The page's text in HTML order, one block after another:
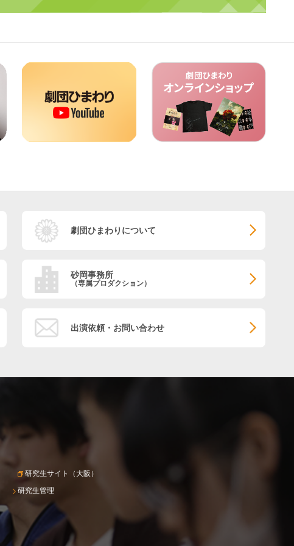
劇団ひまわりについて
砂岡事務所
（専属プロダクション）
出演依頼・お問い合わせ
研究生サイト（大阪）
研究生管理